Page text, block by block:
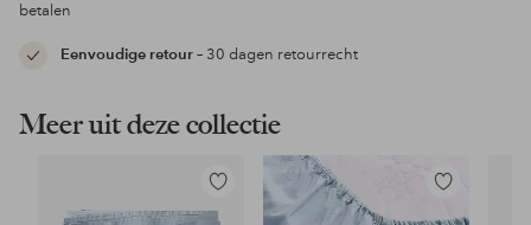
betalen
Eenvoudige retour– 30 dagen retourrecht
Meer uit deze collectie
Toevoegen
aan
Toevoegen